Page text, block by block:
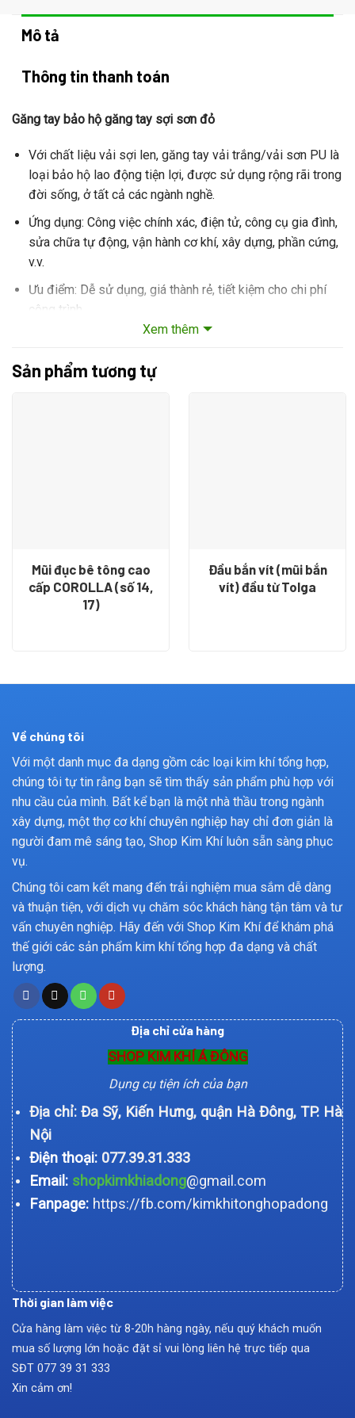
Mô tả
Thông tin thanh toán
Găng tay bảo hộ găng tay sợi sơn đỏ
Với chất liệu vải sợi len, găng tay vải trắng/vải sơn PU là
loại bảo hộ lao động tiện lợi, được sử dụng rộng rãi trong
đời sống, ở tất cả các ngành nghề.
Ứng dụng: Công việc chính xác, điện tử, công cụ gia đình,
sửa chữa tự động, vận hành cơ khí, xây dựng, phần cứng,
v.v.
Ưu điểm: Dễ sử dụng, giá thành rẻ, tiết kiệm cho chi phí
công trình.
Tai nạn lao động thường xảy ra bất ngờ và không lường
Xem thêm
Sản phẩm tương tự
Mũi đục bê tông cao
cấp COROLLA (số 14,
17)
Đầu bắn vít (mũi bắn
vít) đầu từ Tolga
Về chúng tôi
Với một danh mục đa dạng gồm các loại kim khí tổng hợp,
chúng tôi tự tin rằng bạn sẽ tìm thấy sản phẩm phù hợp với
nhu cầu của mình. Bất kể bạn là một nhà thầu trong ngành
xây dựng, một thợ cơ khí chuyên nghiệp hay chỉ đơn giản là
người đam mê sáng tạo, Shop Kim Khí luôn sẵn sàng phục
vụ.
Chúng tôi cam kết mang đến trải nghiệm mua sắm dễ dàng
và thuận tiện, với dịch vụ chăm sóc khách hàng tận tâm và tư
vấn chuyên nghiệp. Hãy đến với Shop Kim Khí để khám phá
thế giới các sản phẩm kim khí tổng hợp đa dạng và chất
lượng.
Địa chỉ cửa hàng
SHOP KIM KHÍ Á ĐÔNG
Dụng cụ tiện ích của bạn
Địa chỉ: Đa Sỹ, Kiến Hưng, quận Hà Đông, TP. Hà
Nội
Điện thoại: 077.39.31.333
Email:shopkimkhiadong@gmail.com
Fanpage: https://fb.com/kimkhitonghopadong
Thời gian làm việc
Cửa hàng làm việc từ 8-20h hàng ngày, nếu quý khách muốn
mua số lượng lớn hoặc đặt sỉ vui lòng liên hệ trực tiếp qua
SĐT 077 39 31 333
Xin cảm ơn!